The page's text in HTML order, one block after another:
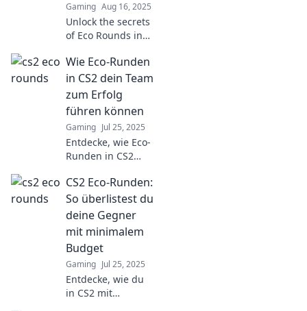
Gaming Aug 16, 2025
Unlock the secrets
of Eco Rounds in
budget-friendly
strategies to thrive
and elevate your
game without
breaking the bank.
Wie Eco-Runden
in CS2 dein Team
zum Erfolg
führen können
Gaming Jul 25, 2025
Entdecke, wie Eco-
Runden in CS2
Dominanz führen
können! Strategie,
Taktik und Tipps
für den
ultimativen Sieg!
CS2 Eco-Runden:
So überlistest du
deine Gegner
mit minimalem
Budget
Gaming Jul 25, 2025
Entdecke, wie du
in CS2 mit